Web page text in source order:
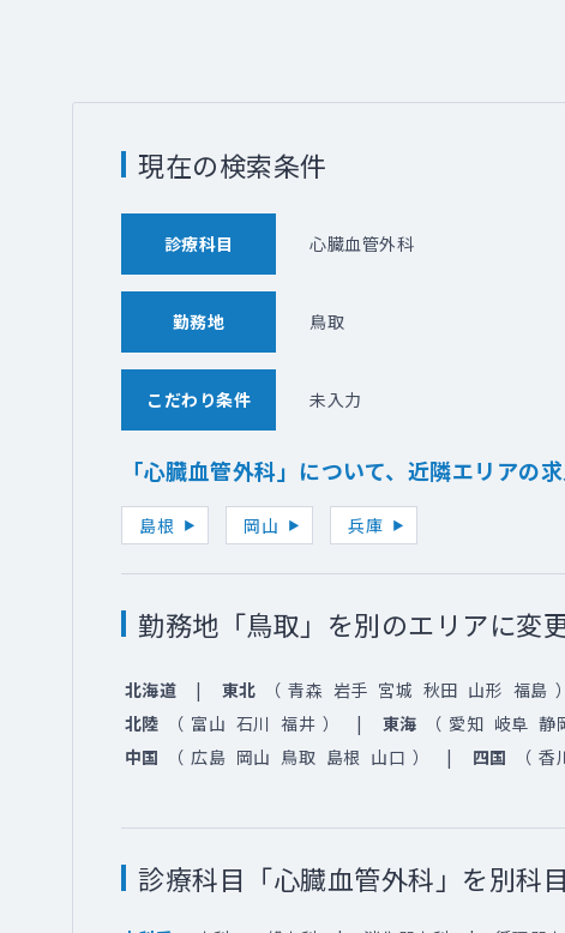
現在の検索条件
診療科目 心臓血管外科
勤務地 鳥取
こだわり条件 未入力
「心臓血管外科」について、近隣エリアの
島根 岡山 兵庫
勤務地「鳥取」を別のエリアに変
北海道 東北 （ 青森 岩手 宮城 秋田 山形 福島 ）
北陸
（ 富山 石川 福井 ） 東海 （ 愛知 岐阜 静
中国
（ 広島 岡山 鳥取 島根 山口 ） 四国 （ 香
診療科目「心臓血管外科」を別科